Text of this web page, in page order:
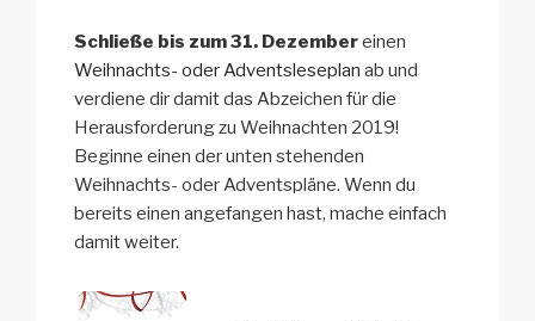
Schließe bis zum 31. Dezembereinen
Weihnachts- oder Adventsleseplan ab und
verdiene dir damit das Abzeichen für die
Herausforderung zu Weihnachten 2019!
Beginne einen der unten stehenden
Weihnachts- oder Adventspläne. Wenn du
bereits einen angefangen hast, mache einfach
damit weiter.